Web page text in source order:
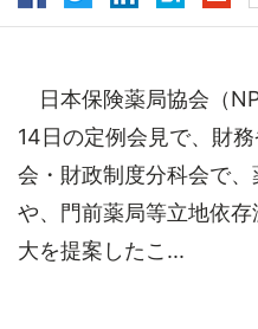
日本保険薬局協会（
14日の定例会見で、財
会・財政制度分科会で
や、門前薬局等立地依
大を提案したこ...